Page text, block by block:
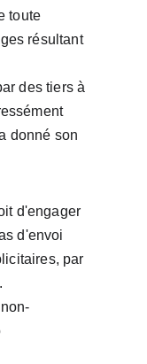
toute
résultant
des tiers à
donné son
d'engager
d'envoi
par